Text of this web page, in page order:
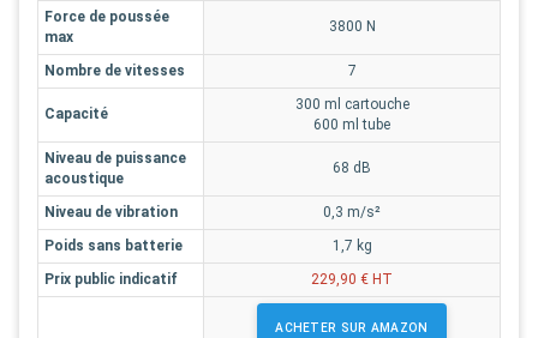
Force de poussée
max
3800 N
Nombre de vitesses 7
Capacité
300 ml cartouche
600 ml tube
Niveau de puissance
acoustique
68 dB
Niveau de vibration
0,3 m/s²
Poids sans batterie
1,7 kg
Prix public indicatif
229,90 € HT
ACHETER SUR AMAZON